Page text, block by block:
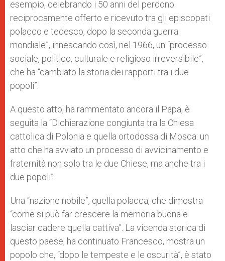
esempio, celebrando i 50 anni del perdono
reciprocamente offerto e ricevuto tra gli episcopati
polacco e tedesco, dopo la seconda guerra
mondiale”, innescando così, nel 1966, un “processo
sociale, politico, culturale e religioso irreversibile”,
che ha “cambiato la storia dei rapporti tra i due
popoli”.
A questo atto, ha rammentato ancora il Papa, è
seguita la “Dichiarazione congiunta tra la Chiesa
cattolica di Polonia e quella ortodossa di Mosca: un
atto che ha avviato un processo di avvicinamento e
fraternità non solo tra le due Chiese, ma anche tra i
due popoli”.
Una “nazione nobile”, quella polacca, che dimostra
“come si può far crescere la memoria buona e
lasciar cadere quella cattiva”. La vicenda storica di
questo paese, ha continuato Francesco, mostra un
popolo che, “dopo le tempeste e le oscurità”, è stato